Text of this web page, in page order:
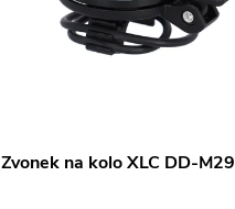
Zvonek na kolo XLC DD-M29